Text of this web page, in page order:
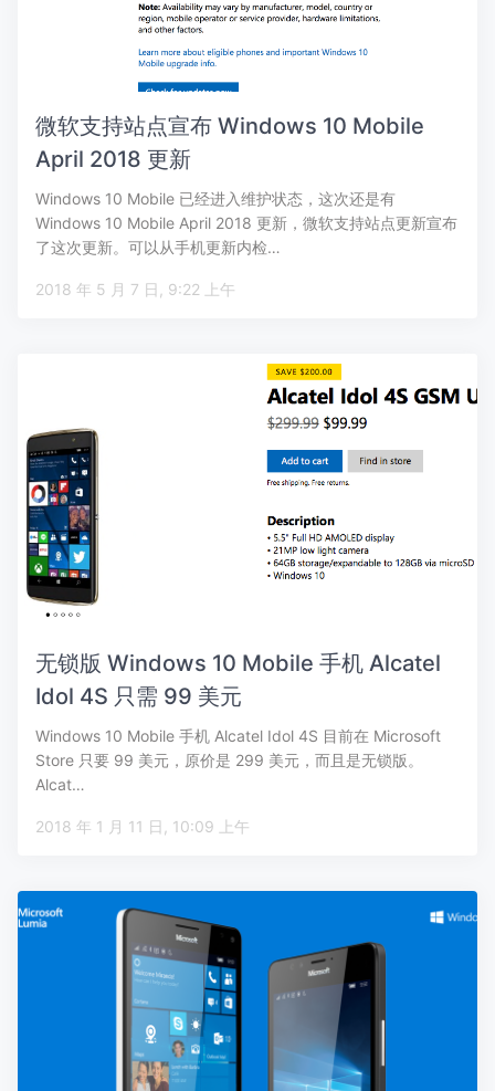
微软支持站点宣布 Windows 10 Mobile
April 2018 更新
Windows 10 Mobile 已经进入维护状态，这次还是有
Windows 10 Mobile April 2018 更新，微软支持站点更新宣布
了这次更新。可以从手机更新内检…
2018 年 5 月 7 日, 9:22 上午
无锁版 Windows 10 Mobile 手机 Alcatel
Idol 4S 只需 99 美元
Windows 10 Mobile 手机 Alcatel Idol 4S 目前在 Microsoft
Store 只要 99 美元，原价是 299 美元，而且是无锁版。
Alcat…
2018 年 1 月 11 日, 10:09 上午